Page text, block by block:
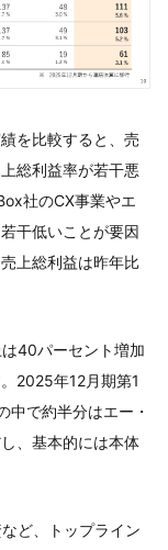
を比較すると、売
総利益率が若干悪
社のCX事業やエ
干低いことが要因
上総利益は昨年比
40パーセント増加
2025年12月期第1
中で約半分はエー・
、基本的には本体
ど、トップライン